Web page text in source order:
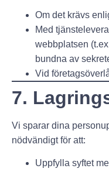
Om det krävs
Med
webbplatsen
bundna av
Vid
7.
Vi sparar dina
nödvändigt för att:
Uppfylla syftet